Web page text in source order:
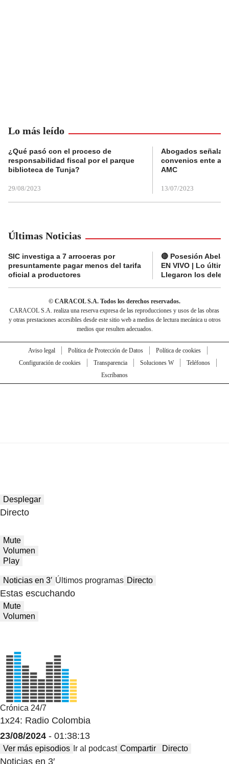
Lo más leído
¿Qué pasó con el proceso de
responsabilidad fiscal por el parque
biblioteca de Tunja?
29/08/2023
Abogados
convenios ente
AMC
13/07/2023
Últimas Noticias
SIC investiga a 7 arroceras por
presuntamente pagar menos del tarifa
oficial a productores
🔴 Posesión
EN VIVO | Lo
Llegaron los
© CARACOL S.A. Todos los derechos reservados.
CARACOL S.A. realiza una reserva expresa de las reproducciones y usos de las obras
y otras prestaciones accesibles desde este sitio web a medios de lectura mecánica u otros
medios que resulten adecuados.
Aviso legal Política de Protección de Datos
Política de cookies
Configuración de cookies
Transparencia Soluciones W
Teléfonos
Escríbanos
Desplegar
Directo
Mute
Volumen
Play
Noticias en 3′ Últimos programas Directo
Estas escuchando
Mute
Volumen
Crónica 24/7
1x24: Radio Colombia
23/08/2024 - 01:38:13
Ver más episodios Ir al podcast Compartir Directo
Noticias en 3′